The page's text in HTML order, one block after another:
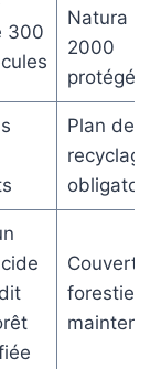
300
Natura
2000
protégées
Plan de
recyclage
obligatoire
Couvert
forestier
maintenu